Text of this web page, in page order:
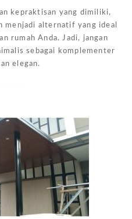
kepraktisan yang dimiliki,
menjadi alternatif yang ideal
rumah Anda. Jadi, jangan
sebagai komplementer
elegan.